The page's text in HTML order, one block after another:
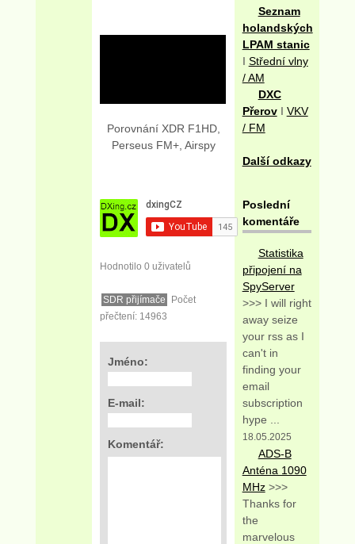
Porovnání XDR F1HD,
Perseus FM+, Airspy
Hodnotilo 0 uživatelů
SDR přijímače
Počet
přečtení: 14963
Jméno:
E-mail:
Komentář:
Seznam
holandských
LPAM stanic
I Střední vlny
/ AM
DXC
Přerov I VKV
/ FM
Další odkazy
Poslední
komentáře
Statistika
připojení na
SpyServer
>>> I will right
away seize
your rss as I
can't in
finding your
email
subscription
hype ...
18.05.2025
ADS-B
Anténa 1090
MHz>>>
Thanks for
the
marvelous